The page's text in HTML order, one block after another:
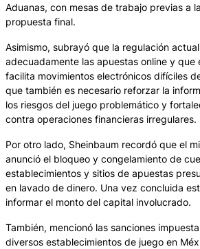
Aduanas, con mesas de trabajo previas a
propuesta final.
Asimismo, subrayó que la regulación
adecuadamente las apuestas online y que
facilita movimientos electrónicos difíciles
que también es necesario reforzar la
los riesgos del juego problemático y
contra operaciones financieras irregulares.
Por otro lado, Sheinbaum recordó que el
anunció el bloqueo y congelamiento de
establecimientos y sitios de apuestas
en lavado de dinero. Una vez concluida
informar el monto del capital involucrado.
También, mencionó las sanciones
diversos establecimientos de juego en